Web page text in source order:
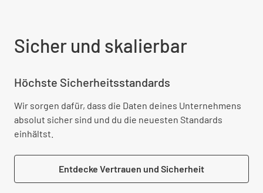
Sicher und skalierbar
Höchste Sicherheitsstandards
Wir sorgen dafür, dass die Daten deines Unternehmens
absolut sicher sind und du die neuesten Standards
einhältst.
Entdecke Vertrauen und Sicherheit